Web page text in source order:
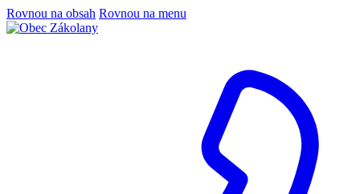
Rovnou na obsah Rovnou na menu